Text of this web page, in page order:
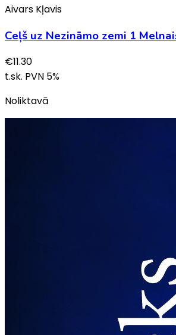
Aivars Kļavis
Ceļš uz Nezināmo zemi 1
€11.30
t.sk. PVN 5%
Noliktavā